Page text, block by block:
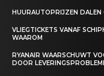
HUURAUTOPRIJZEN DALEN
VLIEGTICKETS VANAF
WAAROM
RYANAIR WAARSCHUWT
DOOR